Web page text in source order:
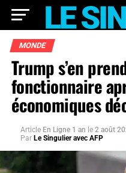
MONDE
Trump s’en
fonctionnaire
économiques
Article En Ligne 1 an le 2 août
Par Le Singulier avec AFP